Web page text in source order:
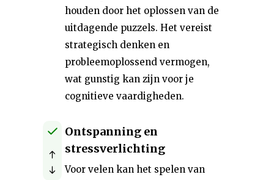
houden door het oplossen van de
uitdagende puzzels. Het vereist
strategisch denken en
probleemoplossend vermogen,
wat gunstig kan zijn voor je
cognitieve vaardigheden.
Ontspanning en
stressverlichting
Voor velen kan het spelen van